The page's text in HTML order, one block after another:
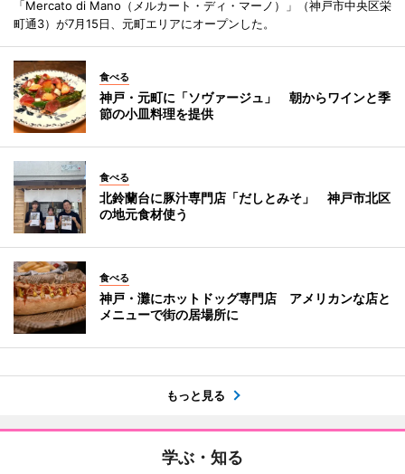
「Mercato di Mano（メルカート・ディ・マーノ）」（神戸市中央区栄
町通3）が7月15日、元町エリアにオープンした。
食べる
神戸・元町に「ソヴァージュ」 朝からワインと季
節の小皿料理を提供
食べる
北鈴蘭台に豚汁専門店「だしとみそ」 神戸市北区
の地元食材使う
食べる
神戸・灘にホットドッグ専門店 アメリカンな店と
メニューで街の居場所に
もっと見る
学ぶ・知る